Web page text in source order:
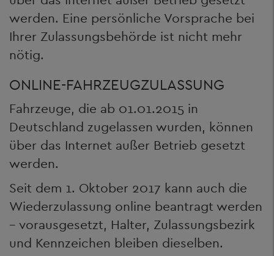
werden. Eine persönliche Vorsprache bei
Ihrer Zulassungsbehörde ist nicht mehr
nötig.
ONLINE-FAHRZEUGZULASSUNG
Fahrzeuge, die ab 01.01.2015 in
Deutschland zugelassen wurden, können
über das Internet außer Betrieb gesetzt
werden.
Seit dem 1. Oktober 2017 kann auch die
Wiederzulassung online beantragt werden
– vorausgesetzt, Halter, Zulassungsbezirk
und Kennzeichen bleiben dieselben.